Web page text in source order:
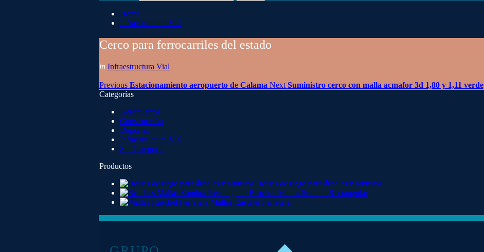
Home
Infraestructura Vial
Cerco para ferrocarriles del estado
in Infraestructura Vial
Previous Estacionamiento aeropuerto de Calama Next Suministro cerco con malla acmafor 3d 1,80 y 1,11 verde
Categorías
Aeropuertos
Construcción
Deportes
Infraestructura Vial
Sin Categoría
Productos
Bolsas de riego para árboles y arbustos
Broches Mallas Sombra Rectangular
Mallas Raschel Ferretera